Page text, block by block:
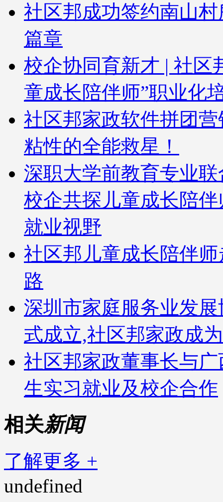
社区邦成功签约南山
篇章
校企协同育新才 | 社区
童成长陪伴师”职业化
社区邦家政软件拼团
粘性的全能救星！
深职大学前教育专业
校企共探儿童成长陪
就业视野
社区邦儿童成长陪伴
路
深圳市家庭服务业发
式成立,社区邦家政成
社区邦家政董事长与
生实习就业及校企合作
相关新闻
了解更多 +
undefined